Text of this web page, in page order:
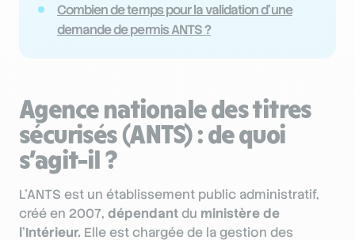
Combien de temps pour la validation d’une
demande de permis ANTS ?
Agence nationale des titres
sécurisés (ANTS) : de quoi
s’agit-il ?
L’ANTS est un établissement public administratif,
créé en 2007, dépendantdu ministère de
l’Intérieur. Elle est chargée de la gestion des